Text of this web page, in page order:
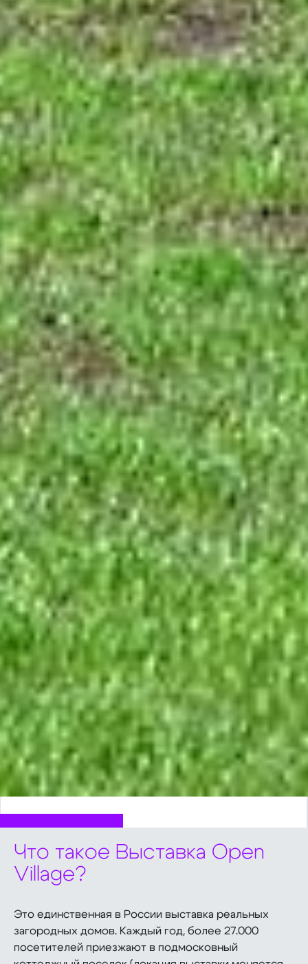
Что такое Выставка Open
Village?
Это единственная в России выставка реальных
загородных домов. Каждый год, более 27.000
посетителей приезжают в подмосковный